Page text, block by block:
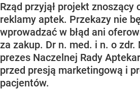
Rząd przyjął projekt znoszący
reklamy aptek. Przekazy nie
wprowadzać w błąd ani
za zakup. Dr n. med. i n. o zdr.
prezes Naczelnej Rady
przed presją marketingową i
pacjentów.